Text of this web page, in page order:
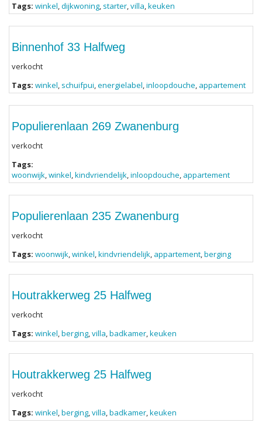
Tags: winkel,dijkwoning, starter,villa,keuken
Binnenhof 33 Halfweg
verkocht
Tags: winkel, schuifpui,energielabel,inloopdouche, appartement
Populierenlaan 269 Zwanenburg
verkocht
Tags:
woonwijk,winkel,kindvriendelijk,inloopdouche, appartement
Populierenlaan 235 Zwanenburg
verkocht
Tags: woonwijk,winkel,kindvriendelijk, appartement,berging
Houtrakkerweg 25 Halfweg
verkocht
Tags: winkel,berging,villa,badkamer,keuken
Houtrakkerweg 25 Halfweg
verkocht
Tags: winkel,berging,villa,badkamer,keuken